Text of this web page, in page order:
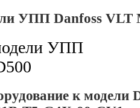
УПП Danfoss VLT
к модели